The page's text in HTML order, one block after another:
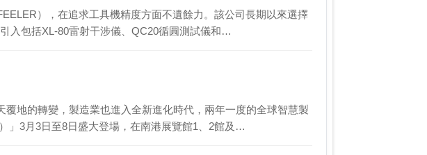
），在追求工具機精度方面不遺餘力。該公司長期以來選擇
入包括XL-80雷射干涉儀、QC20循圓測試儀和…
覆地的轉變，製造業也進入全新進化時代，兩年一度的全球智慧製
」3月3日至8日盛大登場，在南港展覽館1、2館及…